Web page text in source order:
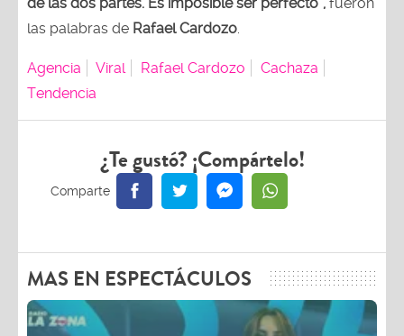
las palabras de Rafael Cardozo
Agencia Viral Rafael Cardozo
Cachaza
Tendencia
¿Te gustó? ¡Compártelo!
MAS EN ESPECTÁCULOS